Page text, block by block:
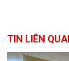
TIN LIÊN